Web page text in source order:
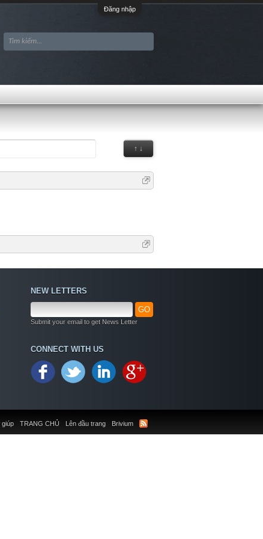
Đăng nhập
↑ ↓
NEW LETTERS
GO
Submit your email to get News Letter
CONNECT WITH US
TRANG CHỦ Lên đầu trang Brivium